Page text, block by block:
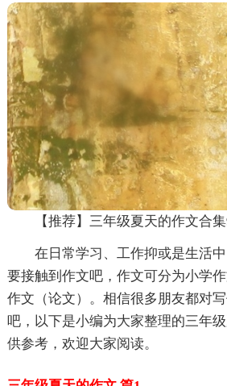
【推荐】三年级夏天的作文合
在日常学习、工作抑或是生活
要接触到作文吧，作文可分为小学
作文（论文）。相信很多朋友都对
吧，以下是小编为大家整理的三年
供参考，欢迎大家阅读。